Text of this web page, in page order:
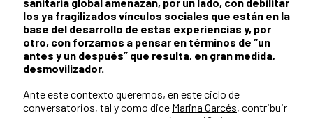
los ya fragilizados vínculos sociales que están en la
base del desarrollo de estas experiencias y, por
otro, con forzarnos a pensar en términos de “un
antes y un después” que resulta, en gran medida,
desmovilizador.
Ante este contexto queremos, en este ciclo de
conversatorios, tal y como dice Marina Garcés, contribuir